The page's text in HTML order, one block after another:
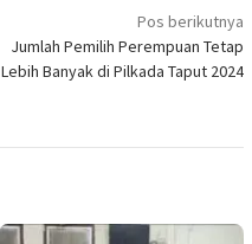
Pos berikutnya
Jumlah Pemilih Perempuan Tetap
Lebih Banyak di Pilkada Taput 2024